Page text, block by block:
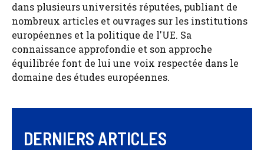
dans plusieurs universités réputées, publiant de
nombreux articles et ouvrages sur les institutions
européennes et la politique de l'UE. Sa
connaissance approfondie et son approche
équilibrée font de lui une voix respectée dans le
domaine des études européennes.
DERNIERS ARTICLES